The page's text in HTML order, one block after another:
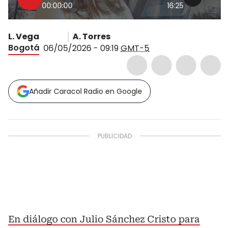
00:00:00 16:25
L. Vega
A. Torres
Bogotá 06/05/2026 - 09:19GMT-5
Añadir Caracol Radio en Google
En diálogo con Julio Sánchez Cristo para